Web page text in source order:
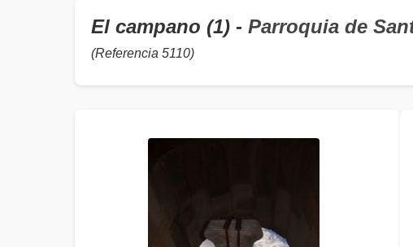
El campano (1) - Parroquia de
(Referencia 5110)